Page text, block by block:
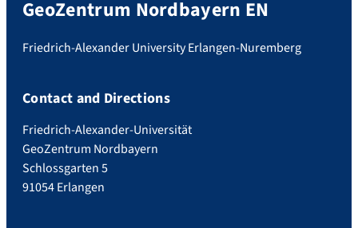
GeoZentrum Nordbayern EN
Friedrich-Alexander University Erlangen-Nuremberg
Contact and Directions
Friedrich-Alexander-Universität
GeoZentrum Nordbayern
Schlossgarten 5
91054 Erlangen